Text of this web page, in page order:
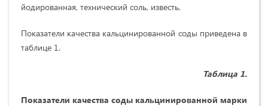
йодированная, технический соль, известь.
Показатели качества кальцинированной соды приведена в
таблице 1.
Таблица 1.
Показатели качества соды кальцинированной марки